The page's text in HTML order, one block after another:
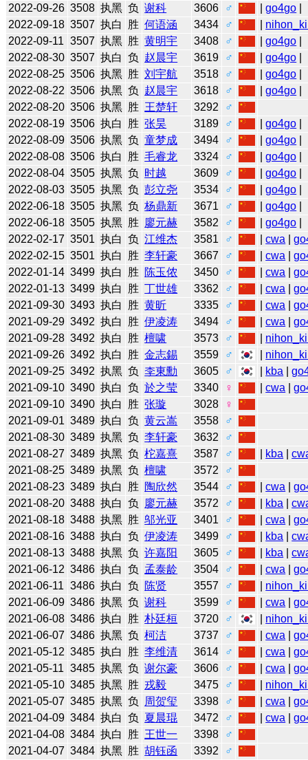
2022-09-26 3508 执黑 负 谢科 3606 ♂ |go4go
2022-09-18 3507 执白 胜 何语涵 3434 ♂
2022-09-11 3507 执黑 胜 黄明宇 3408 ♂ |go4go
2022-08-30 3507 执白 负 赵晨宇 3619 ♂ |go4go
2022-08-25 3506 执黑 胜 刘宇航 3518 ♂ |go4go
2022-08-22 3506 执黑 负 赵晨宇 3618 ♂ |go4go
2022-08-20 3506 执黑 胜 王楚轩 3292
♂
2022-08-19 3506 执白 胜 张昊 3189 ♂ |go4go
2022-08-09 3506 执黑 负 童梦成 3494 ♂ |go4go
2022-08-08 3506 执白 胜 毛睿龙 3324 ♂ |go4go
2022-08-04 3505 执黑 负 时越 3609 ♂ |go4go
2022-08-03 3505 执黑 负 彭立尧 3534 ♂ |go4go
2022-06-18 3505 执黑 负 杨鼎新 3671 ♂ |go4go
2022-06-18 3505 执黑 胜 廖元赫 3582 ♂ |go4go
2022-02-17 3501 执白 负 江维杰 3581 ♂ |cwa |
2022-02-15 3501 执白 胜 李轩豪 3667 ♂ |cwa |
2022-01-14 3499 执白 胜 陈玉侬 3450 ♂ |cwa |
2022-01-13 3499 执白 胜 丁世雄 3362 ♂ |cwa |
2021-09-30 3493 执白 胜 黄昕 3335 ♂ |cwa |
2021-09-29 3492 执白 胜 伊凌涛 3494 ♂ |cwa |
2021-09-28 3492 执白 胜 檀啸 3573 ♂
2021-09-26 3492 执白 胜 金志錫 3559 ♂
2021-09-25 3492 执黑 负 李東勳 3605 ♂ kba |
2021-09-10 3490 执白 负 於之莹 3340 ♀ |cwa |
2021-09-10 3490 执白 胜 张璇 3028
♀
2021-09-01 3489 执白 负 黄云嵩 3558
♂
2021-08-30 3489 执黑 负 李轩豪 3632
♂
2021-08-27 3489 执黑 负 柁嘉熹 3587 ♂ kba |
2021-08-25 3489 执黑 负 檀啸 3572
♂
2021-08-23 3489 执白 胜 陶欣然 3544 ♂ |cwa |
2021-08-20 3488 执白 负 廖元赫 3572 ♂ kba |
2021-08-18 3488 执黑 胜 邬光亚 3401 ♂ |cwa |
2021-08-16 3488 执白 负 伊凌涛 3499 ♂ kba |
2021-08-13 3488 执黑 负 许嘉阳 3605 ♂ kba |
2021-06-12 3486 执白 负 孟泰龄 3504 ♂ |cwa |
2021-06-11 3486 执白 负 陈贤 3557 ♂
2021-06-09 3486 执黑 负 谢科 3599 ♂ |cwa |
2021-06-08 3486 执白 胜 朴廷桓 3720 ♂
2021-06-07 3486 执黑 负 柯洁 3737 ♂ |cwa |
2021-05-12 3485 执白 胜 李维清 3614 ♂ |cwa |
2021-05-11 3485 执黑 负 谢尔豪 3606 ♂ |cwa |
2021-05-10 3485 执黑 胜 戎毅 3475 ♂
2021-05-07 3485 执黑 负 周贺玺 3398 ♂ |cwa |
2021-04-09 3484 执白 负 夏晨琨 3472 ♂ |cwa |
2021-04-08 3484 执白 胜 王世一 3398
♂
2021-04-07 3484 执黑 胜 胡钰函 3392
♂